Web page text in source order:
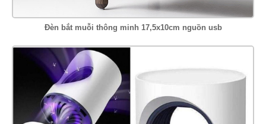
Đèn bắt muỗi thông minh 17,5x10cm nguồn usb